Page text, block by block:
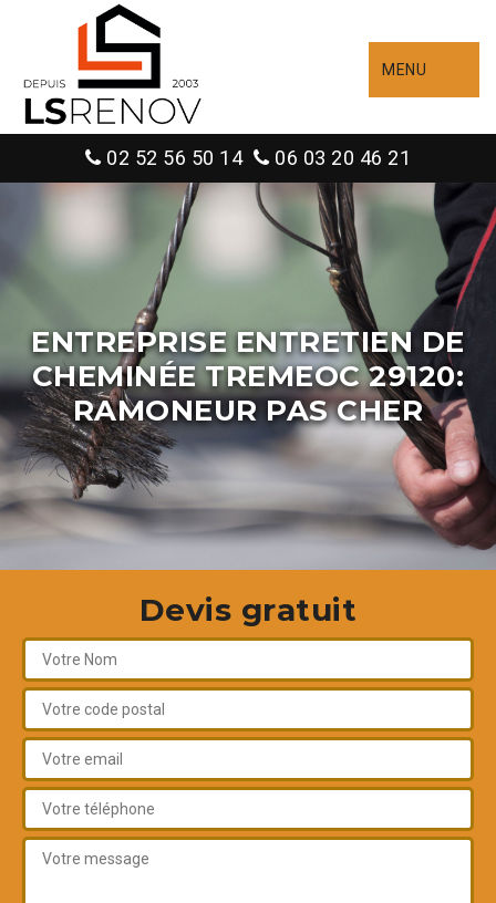
MENU
02 52 56 50 14 06 03 20 46 21
ENTREPRISE ENTRETIEN DE
CHEMINÉE TREMEOC 29120:
RAMONEUR PAS CHER
Devis gratuit